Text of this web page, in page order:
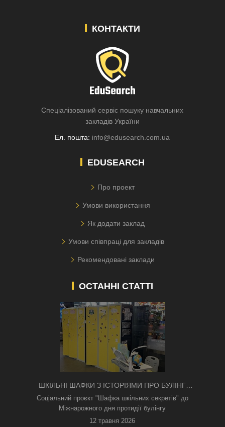
КОНТАКТИ
Спеціалізований сервіс пошуку навчальних
закладів України
Ел. пошта: info@edusearch.com.ua
EDUSEARCH
Про проект
Умови використання
Як додати заклад
Умови співпраці для закладів
Рекомендовані заклади
ОСТАННІ СТАТТІ
ШКІЛЬНІ ШАФКИ З ІСТОРІЯМИ ПРО БУЛІНГ
З'ЯВИЛИСЯ В КИЄВІ
Соціальний проєкт "Шафка шкільних секретів" до
Міжнарожного дня протидії булінгу
12 травня 2026